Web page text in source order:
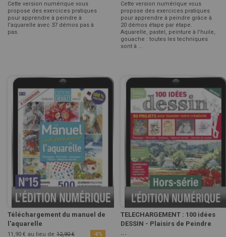
Cette version numérique vous
propose des exercices pratiques
pour apprendre à peindre à
l'aquarelle avec 37 démos pas à
pas.
Cette version numérique vous
propose des exercices pratiques
pour apprendre à peindre grâce à
20 démos étape par étape.
Aquarelle, pastel, peinture à l'huile,
gouache : toutes les techniques
sont à ...
Téléchargement du manuel de
l'aquarelle
11,90 € au lieu de 12,90 € -8%
TELECHARGEMENT : 100 idées
DESSIN - Plaisirs de Peindre
...